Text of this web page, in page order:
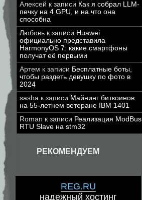
Алексей к записи Как я собрал LLM-
печку на 4 GPU, и на что она
способна
Любовь к записи Huawei
официально представила
HarmonyOS 7: какие смартфоны
получат её первыми
Артем к записи Бесплатные боты,
чтобы раздеть девушку по фото в
2024
sasha к записи Майнинг биткоинов
на 55-летнем ветеране IBM 1401
Roman к записи Реализация ModBus
RTU Slave на stm32
РЕКОМЕНДУЕМ
REG.RU
надежный хостинг